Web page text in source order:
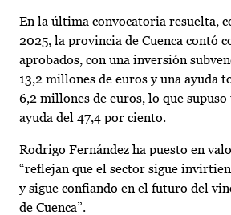
En la última convocatoria resuelta,
2025, la provincia de Cuenca contó
aprobados, con una inversión
13,2 millones de euros y una ayuda
6,2 millones de euros, lo que
ayuda del 47,4 por ciento.
Rodrigo Fernández ha puesto en
“reflejan que el sector sigue
y sigue confiando en el futuro del
de Cuenca”.